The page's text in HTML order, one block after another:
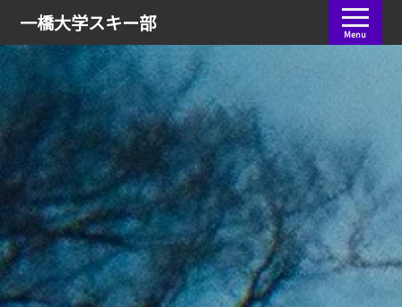
一橋大学スキー部 Menu
会員ログイン